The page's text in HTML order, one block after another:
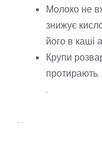
Молоко не
знижує
його в каші
Крупи
протирають.